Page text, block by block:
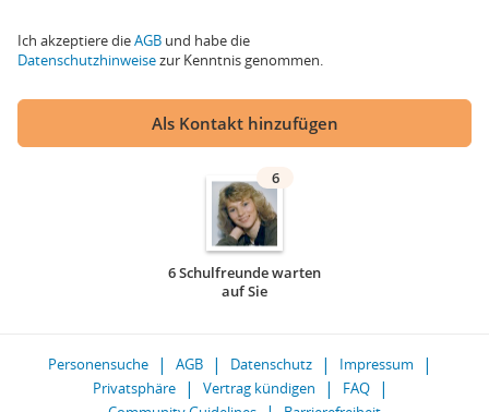
Ich akzeptiere dieAGB und habe die
Datenschutzhinweisezur Kenntnis genommen.
Als Kontakt hinzufügen
6
6 Schulfreunde warten
auf Sie
Personensuche AGB Datenschutz
Impressum
Privatsphäre
Vertrag kündigen
FAQ